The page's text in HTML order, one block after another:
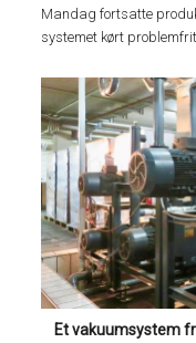
Mandag fortsatte
systemet kørt problemfrit.
Et vakuumsystem